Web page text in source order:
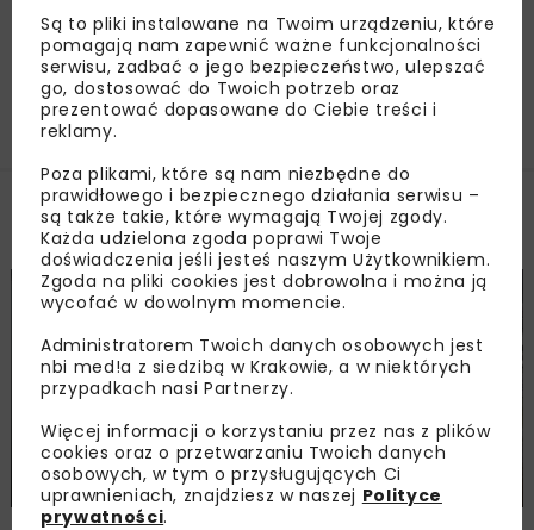
na inwestycje przeciwpowodziowe
Załaduj więcej...
Filmy
HYDROTECHNIKA
Zabezpieczenie prawego brzegu Wisły
Są to pliki instalowane na Twoim urządzeniu, które
pomagają nam zapewnić ważne funkcjonalności
serwisu, zadbać o jego bezpieczeństwo, ulepszać
go, dostosować do Twoich potrzeb oraz
prezentować dopasowane do Ciebie treści i
reklamy.
Poza plikami, które są nam niezbędne do
prawidłowego i bezpiecznego działania serwisu –
są także takie, które wymagają Twojej zgody.
Każda udzielona zgoda poprawi Twoje
doświadczenia jeśli jesteś naszym Użytkownikiem.
Zgoda na pliki cookies jest dobrowolna i można ją
wycofać w dowolnym momencie.
Administratorem Twoich danych osobowych jest
nbi med!a z siedzibą w Krakowie, a w niektórych
przypadkach nasi Partnerzy.
Więcej informacji o korzystaniu przez nas z plików
cookies oraz o przetwarzaniu Twoich danych
osobowych, w tym o przysługujących Ci
uprawnieniach, znajdziesz w naszej Polityce
prywatności.